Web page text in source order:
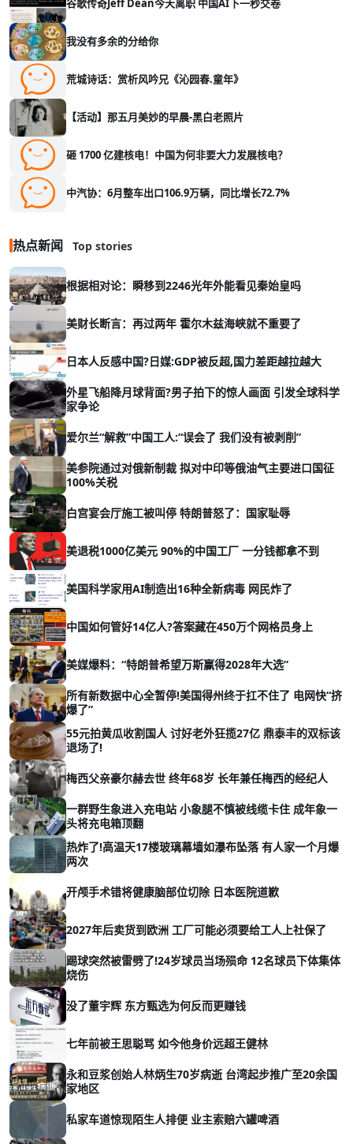
谷歌传奇Jeff Dean今天离职 中国AI下一秒交卷
我没有多余的分给你
荒城诗话：赏析风吟兄《沁园春.童年》
【活动】那五月美妙的早晨-黑白老照片
砸 1700 亿建核电！中国为何非要大力发展核电？
中汽协：6月整车出口106.9万辆，同比增长72.7%
热点新闻 Top stories
根据相对论：瞬移到2246光年外能看见秦始皇吗
美财长断言：再过两年 霍尔木兹海峡就不重要了
日本人反感中国?日媒:GDP被反超,国力差距越拉越大
外星飞船降月球背面?男子拍下的惊人画面 引发全球科学
家争论
爱尔兰“解救”中国工人:“误会了 我们没有被剥削”
美参院通过对俄新制裁 拟对中印等俄油气主要进口国征
100%关税
白宫宴会厅施工被叫停 特朗普怒了：国家耻辱
美退税1000亿美元 90%的中国工厂 一分钱都拿不到
美国科学家用AI制造出16种全新病毒 网民炸了
中国如何管好14亿人?答案藏在450万个网格员身上
美媒爆料：“特朗普希望万斯赢得2028年大选”
所有新数据中心全暂停!美国得州终于扛不住了 电网快“挤
爆了”
55元拍黄瓜收割国人 讨好老外狂揽27亿 鼎泰丰的双标该
退场了!
梅西父亲豪尔赫去世 终年68岁 长年兼任梅西的经纪人
一群野生象进入充电站 小象腿不慎被线缆卡住 成年象一
头将充电箱顶翻
热炸了!高温天17楼玻璃幕墙如瀑布坠落 有人家一个月爆
两次
开颅手术错将健康脑部位切除 日本医院道歉
2027年后卖货到欧洲 工厂可能必须要给工人上社保了
踢球突然被雷劈了!24岁球员当场殒命 12名球员下体集体
烧伤
没了董宇辉 东方甄选为何反而更赚钱
七年前被王思聪骂 如今他身价远超王健林
永和豆浆创始人林炳生70岁病逝 台湾起步推广至20余国
家地区
私家车道惊现陌生人排便 业主索赔六罐啤酒